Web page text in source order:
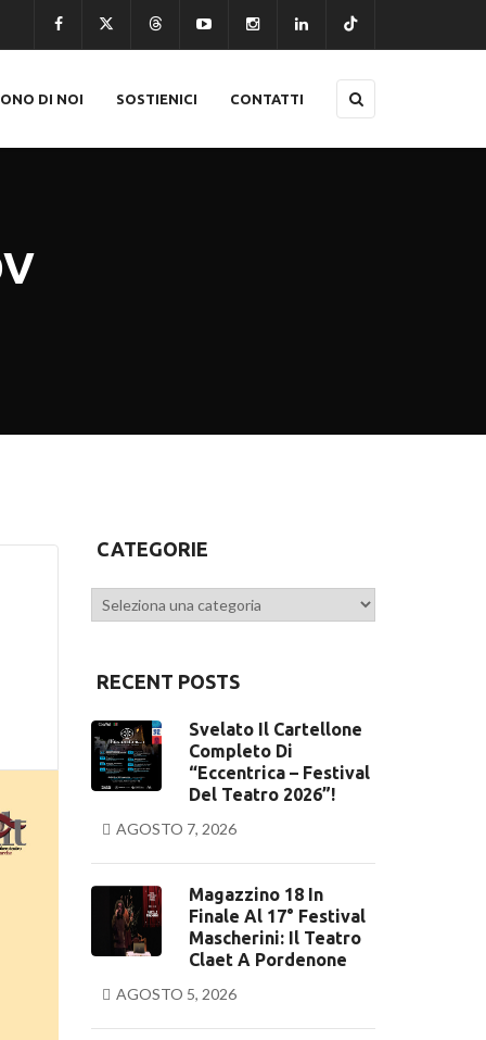
DI NOI SOSTIENICI CONTATTI
CATEGORIE
Categorie
RECENT POSTS
Svelato Il Cartellone
Completo Di
“Eccentrica – Festival
Del Teatro 2026”!
AGOSTO 7, 2026
Magazzino 18 In
Finale Al 17° Festival
Mascherini: Il Teatro
Claet A Pordenone
AGOSTO 5, 2026